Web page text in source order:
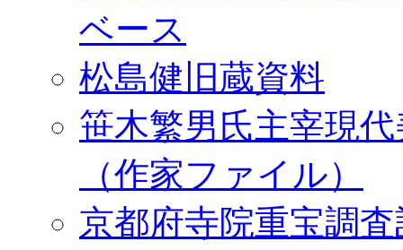
ベース
松島健旧蔵資料
笹木繁男氏主宰現
（作家ファイル）
京都府寺院重宝調